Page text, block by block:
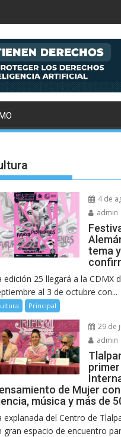
opiniones en Estados
4 de
admin
tema
edición 25 llegará a la CDMX
al 3 de octubre con...
Principal
29 de
admin
primer
de Mujer
música y más de
explanada del Centro de
gran espacio de encuentro